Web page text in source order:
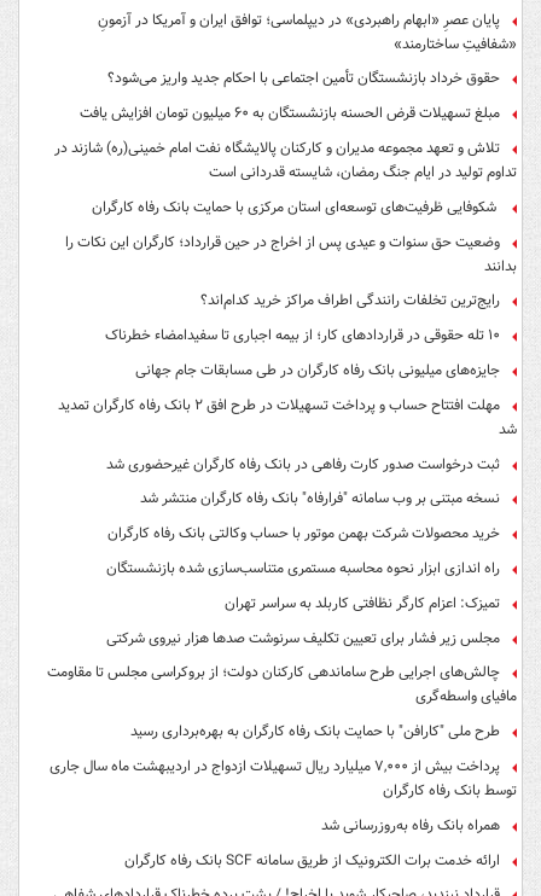
پایان عصرِ «ابهام راهبردی» در دیپلماسی؛ توافق ایران و آمریکا در آزمونِ
«شفافیتِ ساختارمند»
حقوق خرداد بازنشستگان تأمین اجتماعی با احکام جدید واریز می‌شود؟
مبلغ تسهیلات قرض الحسنه بازنشستگان به ۶۰ میلیون تومان افزایش یافت
تلاش و تعهد مجموعه مدیران و کارکنان پالایشگاه نفت امام خمینی(ره) شازند در
تداوم تولید در ایام جنگ رمضان، شایسته قدردانی است
شکوفایی ظرفیت‌های توسعه‌ای استان مرکزی با حمایت بانک رفاه کارگران
وضعیت حق سنوات و عیدی پس از اخراج در حین قرارداد؛ کارگران این نکات را
بدانند
رایج‌ترین تخلفات رانندگی اطراف مراکز خرید کدام‌اند؟
۱۰ تله حقوقی در قراردادهای کار؛ از بیمه اجباری تا سفیدامضاء خطرناک
جایزه‌های میلیونی بانک رفاه کارگران در طی مسابقات جام جهانی
مهلت افتتاح حساب و پرداخت تسهیلات در طرح افق ۲ بانک رفاه کارگران تمدید
شد
ثبت درخواست صدور کارت رفاهی در بانک رفاه کارگران غیرحضوری شد
نسخه مبتنی بر وب سامانه "فرارفاه" بانک رفاه کارگران منتشر شد
خرید محصولات شرکت بهمن موتور با حساب وکالتی بانک رفاه کارگران
راه اندازی ابزار نحوه محاسبه مستمری متناسب‌سازی شده بازنشستگان
تمیزک: اعزام کارگر نظافتی کاربلد به سراسر تهران
مجلس زیر فشار برای تعیین تکلیف سرنوشت صدها هزار نیروی شرکتی
چالش‌های اجرایی طرح ساماندهی کارکنان دولت؛ از بروکراسی مجلس تا مقاومت
مافیای واسطه‌گری
طرح ملی "کارافن" با حمایت بانک رفاه کارگران به بهره‌برداری رسید
پرداخت بیش از ۷,۰۰۰ میلیارد ریال تسهیلات ازدواج در اردیبهشت ماه سال جاری
توسط بانک رفاه کارگران
همراه بانک رفاه به‌روزرسانی شد
ارائه خدمت برات الکترونیک از طریق سامانه SCF بانک رفاه کارگران